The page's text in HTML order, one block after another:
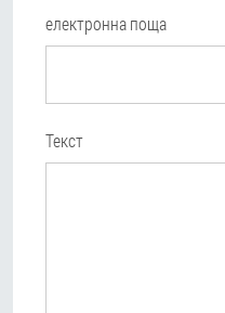
електронна поща
Текст